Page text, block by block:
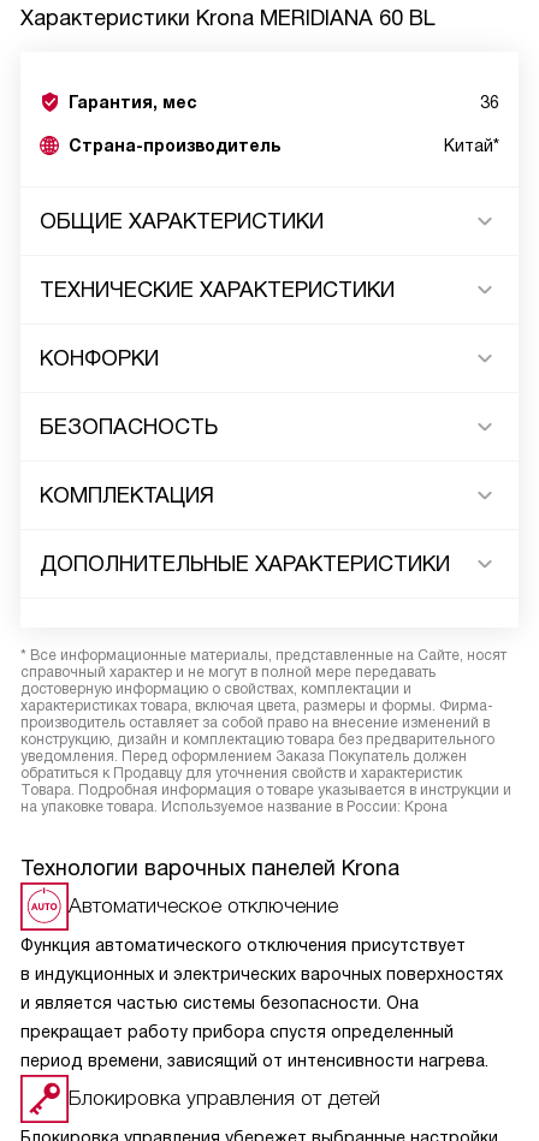
Характеристики Krona MERIDIANA 60 BL
Гарантия, мес 36
Страна-производитель Китай*
ОБЩИЕ ХАРАКТЕРИСТИКИ
ТЕХНИЧЕСКИЕ ХАРАКТЕРИСТИКИ
КОНФОРКИ
БЕЗОПАСНОСТЬ
КОМПЛЕКТАЦИЯ
ДОПОЛНИТЕЛЬНЫЕ ХАРАКТЕРИСТИКИ
* Все информационные материалы, представленные на Сайте, носят
справочный характер и не могут в полной мере передавать
достоверную информацию о свойствах, комплектации и
характеристиках товара, включая цвета, размеры и формы. Фирма-
производитель оставляет за собой право на внесение изменений в
конструкцию, дизайн и комплектацию товара без предварительного
уведомления. Перед оформлением Заказа Покупатель должен
обратиться к Продавцу для уточнения свойств и характеристик
Товара. Подробная информация о товаре указывается в инструкции и
на упаковке товара. Используемое название в России: Крона
Технологии варочных панелей Krona
Автоматическое отключение
Функция автоматического отключения присутствует
в индукционных и электрических варочных поверхностях
и является частью системы безопасности. Она
прекращает работу прибора спустя определенный
период времени, зависящий от интенсивности нагрева.
Блокировка управления от детей